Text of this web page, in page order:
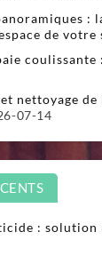
:
de votre
coulissante
nettoyage de
07-14
: solution